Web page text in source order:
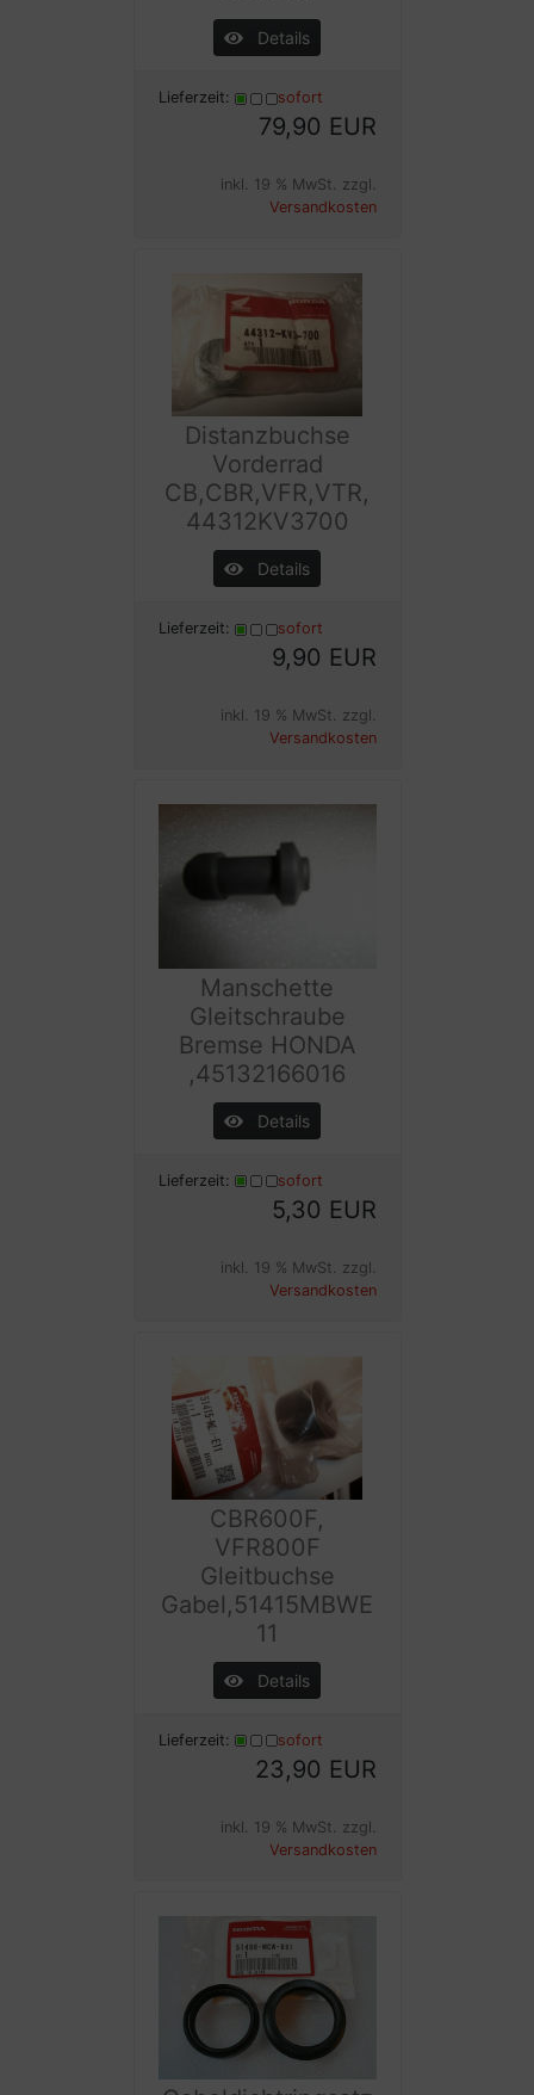
Details
Lieferzeit: sofort
79,90 EUR
inkl. 19 % MwSt. zzgl.
Versandkosten
Distanzbuchse
Vorderrad
CB,CBR,VFR,VTR,
44312KV3700
Details
Lieferzeit: sofort
9,90 EUR
inkl. 19 % MwSt. zzgl.
Versandkosten
Manschette
Gleitschraube
Bremse HONDA
,45132166016
Details
Lieferzeit: sofort
5,30 EUR
inkl. 19 % MwSt. zzgl.
Versandkosten
CBR600F,
VFR800F
Gleitbuchse
Gabel,51415MBWE
11
Details
Lieferzeit: sofort
23,90 EUR
inkl. 19 % MwSt. zzgl.
Versandkosten